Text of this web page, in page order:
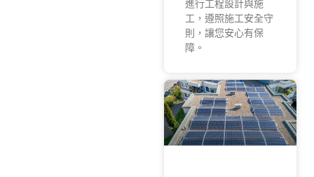
進行工程設計與施
工，遵照施工安全守
則，讓您安心有保
障。